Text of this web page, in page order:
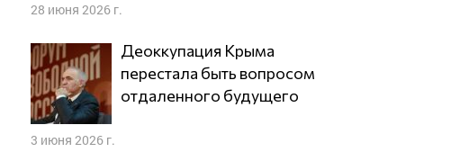
28 июня 2026 г.
Деоккупация Крыма
перестала быть вопросом
отдаленного будущего
3 июня 2026 г.